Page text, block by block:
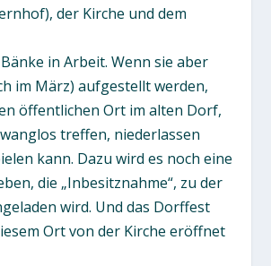
der Kirche und dem
in Arbeit. Wenn sie aber
im März) aufgestellt werden,
öffentlichen Ort im alten Dorf,
treffen, niederlassen
kann. Dazu wird es noch eine
die „Inbesitznahme“, zu der
wird. Und das Dorffest
Ort von der Kirche eröffnet